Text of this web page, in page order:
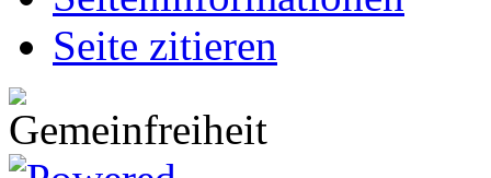
Seite zitieren